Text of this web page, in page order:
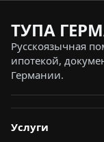
ТУПА
Русскоязычная
ипотекой,
Германии.
Услуги